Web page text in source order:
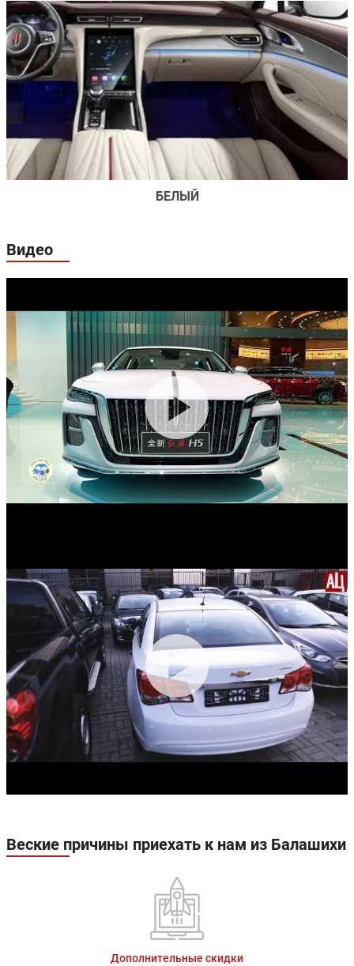
БЕЛЫЙ
Видео
Веские причины приехать к нам из Балашихи
Дополнительные скидки